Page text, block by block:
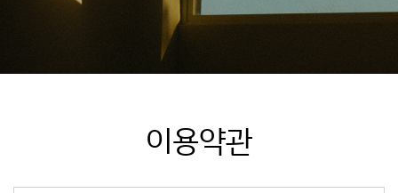
이용약관